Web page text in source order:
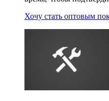
Хочу стать оптовым